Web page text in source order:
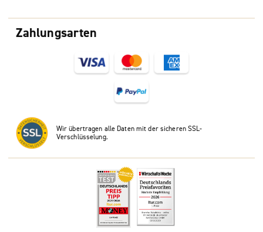
Zahlungsarten
Wir übertragen alle Daten mit der sicheren SSL-
Verschlüsselung.